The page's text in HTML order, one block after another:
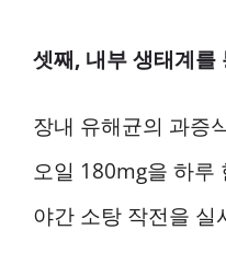
셋째, 내부 생태계를
장내 유해균의 과증
오일 180mg을 하루
야간 소탕 작전을 실